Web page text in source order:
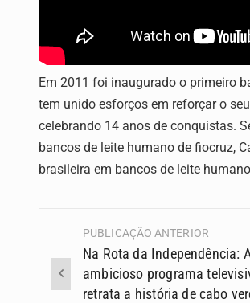
Em 2011 foi inaugurado o primeiro
tem unido esforços em reforçar o
celebrando 14 anos de conquistas.
bancos de leite humano de fiocruz,
brasileira em bancos de leite
Navegação
(Posts)
PUBLICAÇÃO ANTERIOR
Na Rota da Independência:
ambicioso programa
retrata a história de cabo